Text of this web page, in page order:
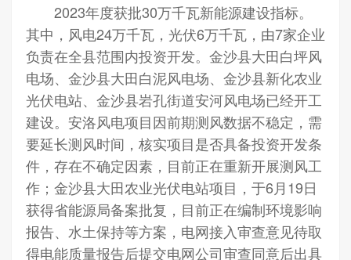
2023年度获批30万千瓦新能源建设指标。
其中，风电24万千瓦，光伏6万千瓦，由7家企业
负责在全县范围内投资开发。金沙县大田白坪风
电场、金沙县大田白泥风电场、金沙县新化农业
光伏电站、金沙县岩孔街道安河风电场已经开工
建设。安洛风电项目因前期测风数据不稳定，需
要延长测风时间，核实项目是否具备投资开发条
件，存在不确定因素，目前正在重新开展测风工
作；金沙县大田农业光伏电站项目，于6月19日
获得省能源局备案批复，目前正在编制环境影响
报告、水土保持等方案，电网接入审查意见待取
得电能质量报告后提交电网公司审查同意后出具